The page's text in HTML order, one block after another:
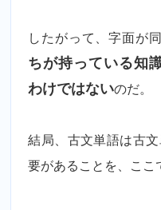
したがって、字面が
ちが持っている知
わけではないのだ。
結局、古文単語は古
要があることを、ここ